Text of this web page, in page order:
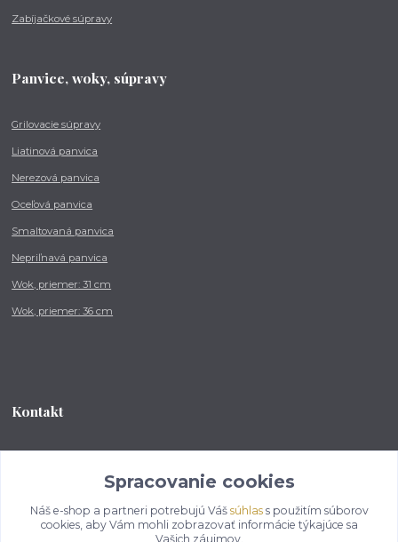
Zabíjačkové súpravy
Panvice, woky, súpravy
Grilovacie súpravy
Liatinová panvica
Nerezová panvica
Oceľová panvica
Smaltovaná panvica
Nepriľnavá panvica
Wok, priemer: 31 cm
Wok, priemer: 36 cm
Kontakt
od 8:00 - do 16:00 hod
info@kotlikovesupravy.sk
Spracovanie cookies
Náš e-shop a partneri potrebujú Váš súhlass použitím súborov
cookies, aby Vám mohli zobrazovať informácie týkajúce sa
Vašich záujmov.